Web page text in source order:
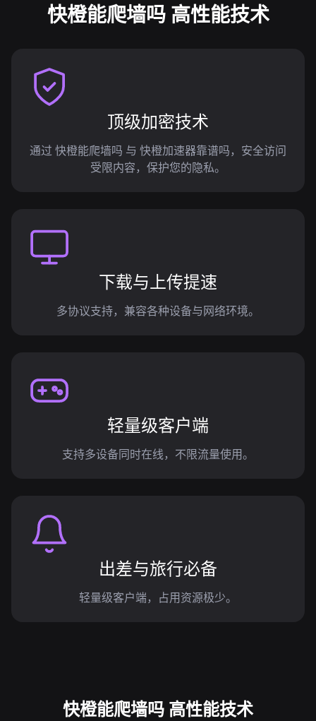
快橙能爬墙吗 高性能技术
顶级加密技术
通过 快橙能爬墙吗 与 快橙加速器靠谱吗，安全访问
受限内容，保护您的隐私。
下载与上传提速
多协议支持，兼容各种设备与网络环境。
轻量级客户端
支持多设备同时在线，不限流量使用。
出差与旅行必备
轻量级客户端，占用资源极少。
快橙能爬墙吗 高性能技术